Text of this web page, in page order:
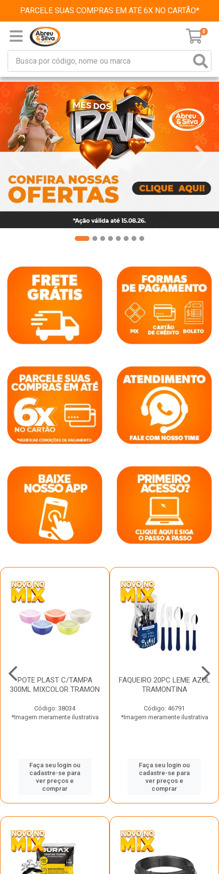
PARCELE SUAS COMPRAS EM ATÉ 6X NO CARTÃO*
0
POTE PLAST C/TAMPA
300ML MIXCOLOR TRAMON
Código: 38034
*Imagem meramente ilustrativa
Faça seu login ou
cadastre-se para
ver preços e
comprar
FAQUEIRO 20PC LEME AZUL
TRAMONTINA
Código: 46791
*Imagem meramente ilustrativa
Faça seu login ou
cadastre-se para
ver preços e
comprar